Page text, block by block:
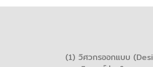
(1) วิศวกรออกแบบ